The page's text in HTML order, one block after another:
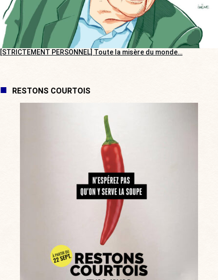
[STRICTEMENT PERSONNEL] Toute la misère du monde…
RESTONS COURTOIS